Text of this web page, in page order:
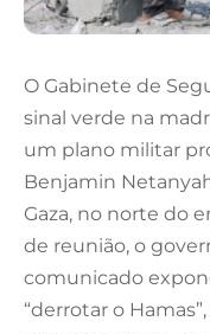
O Gabinete de
sinal verde na
um plano militar
Benjamin
Gaza, no norte do
de reunião, o
comunicado
“derrotar o